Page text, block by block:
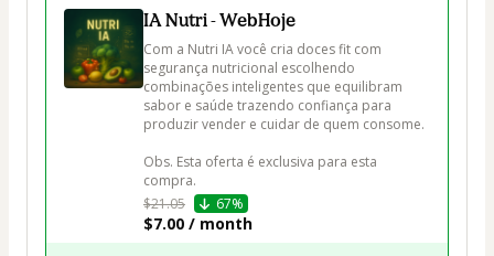
IA Nutri - WebHoje
Com a Nutri IA você cria doces fit com
segurança nutricional escolhendo
combinações inteligentes que equilibram
sabor e saúde trazendo confiança para
produzir vender e cuidar de quem consome.
Obs. Esta oferta é exclusiva para esta
compra.
$21.05
67%
$7.00 / month